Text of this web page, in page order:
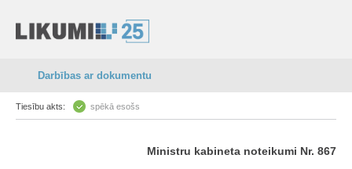
Darbības ar dokumentu
Tiesību akts: spēkā esošs
Ministru kabineta noteikumi Nr. 867